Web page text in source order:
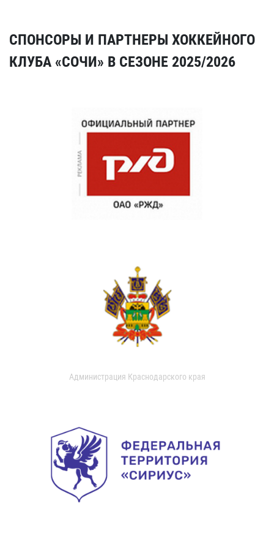
СПОНСОРЫ И ПАРТНЕРЫ ХОККЕЙНОГО
КЛУБА «СОЧИ» В СЕЗОНЕ 2025/2026
Администрация Краснодарского края